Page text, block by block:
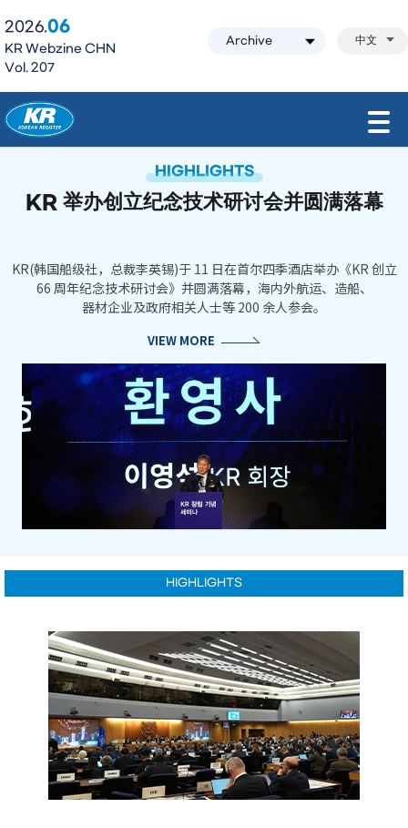
2026.06
KR Webzine CHN
Vol. 207
中文
HIGHLIGHTS
KR 举办创立纪念技术研讨会并圆满落幕
KR(韩国船级社，总裁李英锡)于 11 日在首尔四季酒店举办《KR 创立
66 周年纪念技术研讨会》并圆满落幕，海内外航运、造船、
器材企业及政府相关人士等 200 余人参会。
VIEW MORE
HIGHLIGHTS